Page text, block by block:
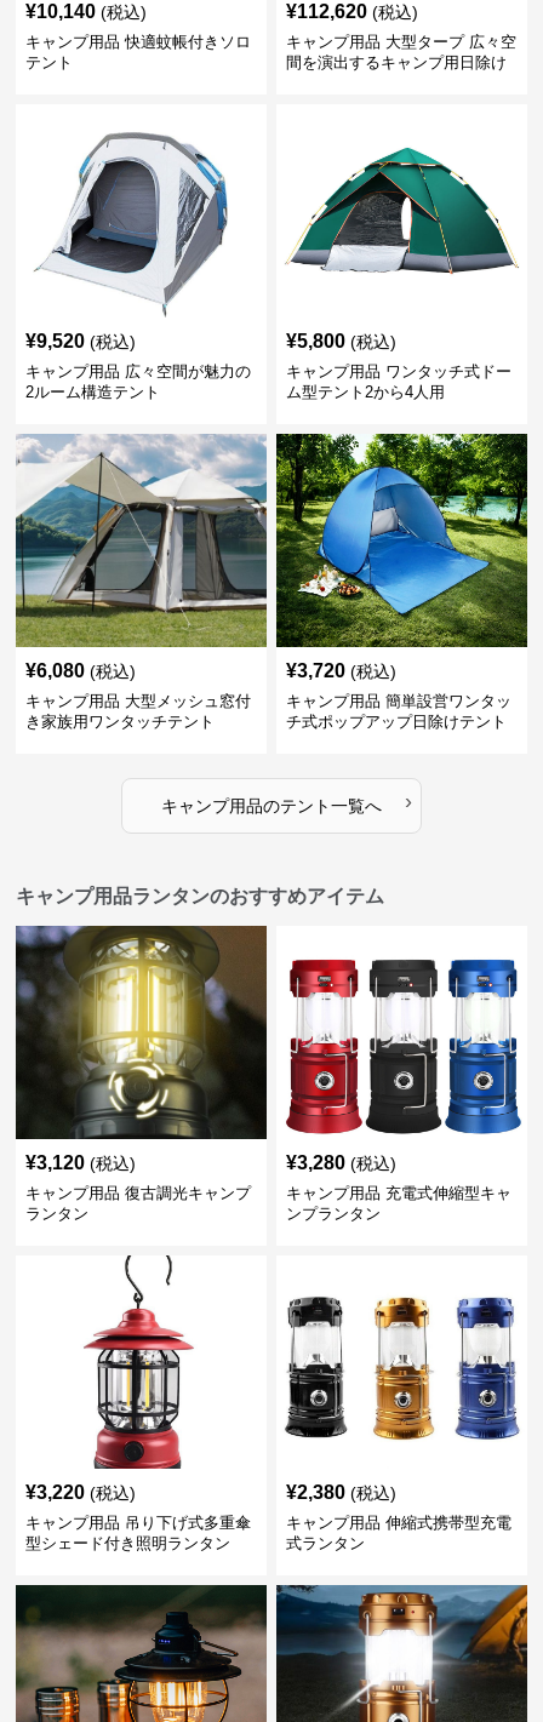
¥10,140 (税込)
キャンプ用品 快適蚊帳付きソロ
テント
¥112,620 (税込)
キャンプ用品 大型タープ 広々空
間を演出するキャンプ用日除け
¥9,520 (税込)
キャンプ用品 広々空間が魅力の
2ルーム構造テント
¥5,800 (税込)
キャンプ用品 ワンタッチ式ドー
ム型テント2から4人用
¥6,080 (税込)
キャンプ用品 大型メッシュ窓付
き家族用ワンタッチテント
¥3,720 (税込)
キャンプ用品 簡単設営ワンタッ
チ式ポップアップ日除けテント
キャンプ用品のテント一覧へ ›
キャンプ用品ランタンのおすすめアイテム
¥3,120 (税込)
キャンプ用品 復古調光キャンプ
ランタン
¥3,280 (税込)
キャンプ用品 充電式伸縮型キャ
ンプランタン
¥3,220 (税込)
キャンプ用品 吊り下げ式多重傘
型シェード付き照明ランタン
¥2,380 (税込)
キャンプ用品 伸縮式携帯型充電
式ランタン